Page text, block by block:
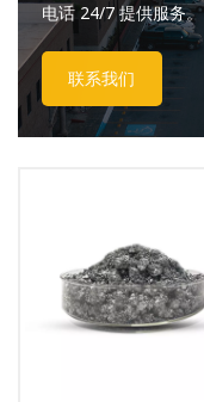
电话 24/7 提供服务。
联系我们